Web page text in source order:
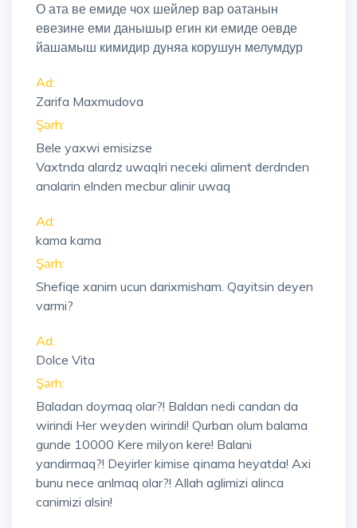
О ата ве емиде чох шейлер вар оатанын
евезине еми данышыр егин ки емиде оевде
йашамыш кимидир дуняа корушун мелумдур
Ad:
Zarifa Maxmudova
Şərh:
Bele yaxwi emisizse
Vaxtnda alardz uwaqlri neceki aliment derdnden
analarin elnden mecbur alinir uwaq
Ad:
kama kama
Şərh:
Shefiqe xanim ucun darixmisham. Qayitsin deyen
varmi?
Ad:
Dolce Vita
Şərh:
Baladan doymaq olar?! Baldan nedi candan da
wirindi Her weyden wirindi! Qurban olum balama
gunde 10000 Kere milyon kere! Balani
yandirmaq?! Deyirler kimise qinama heyatda! Axi
bunu nece anlmaq olar?! Allah aglimizi alinca
canimizi alsin!